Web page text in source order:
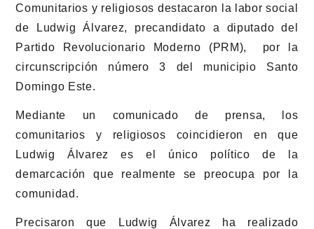
Comunitarios y religiosos destacaron la labor social
de Ludwig Álvarez, precandidato a diputado del
Partido Revolucionario Moderno (PRM), por la
circunscripción número 3 del municipio Santo
Domingo Este.
Mediante un comunicado de prensa, los
comunitarios y religiosos coincidieron en que
Ludwig Álvarez es el único político de la
demarcación que realmente se preocupa por la
comunidad.
Precisaron que Ludwig Álvarez ha realizado